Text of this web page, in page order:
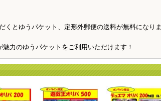
くとゆうパケット、定形外郵便の送料が無料になりま
力のゆうパケットをご利用いただけます！